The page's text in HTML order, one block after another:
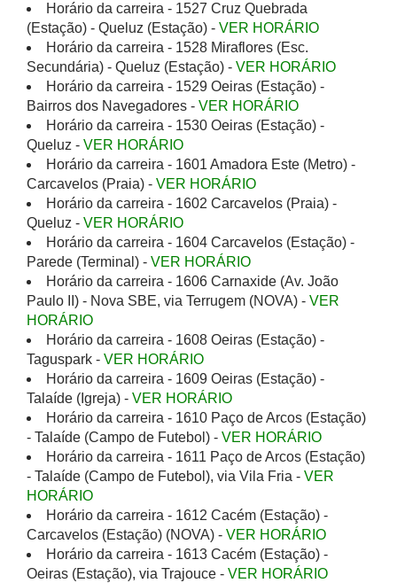
Horário da carreira - 1527 Cruz Quebrada
(Estação) - Queluz (Estação) - VER HORÁRIO
Horário da carreira - 1528 Miraflores (Esc.
Secundária) - Queluz (Estação) - VER HORÁRIO
Horário da carreira - 1529 Oeiras (Estação) -
Bairros dos Navegadores - VER HORÁRIO
Horário da carreira - 1530 Oeiras (Estação) -
Queluz - VER HORÁRIO
Horário da carreira - 1601 Amadora Este (Metro) -
Carcavelos (Praia) - VER HORÁRIO
Horário da carreira - 1602 Carcavelos (Praia) -
Queluz - VER HORÁRIO
Horário da carreira - 1604 Carcavelos (Estação) -
Parede (Terminal) - VER HORÁRIO
Horário da carreira - 1606 Carnaxide (Av. João
Paulo II) - Nova SBE, via Terrugem (NOVA) - VER
HORÁRIO
Horário da carreira - 1608 Oeiras (Estação) -
Taguspark - VER HORÁRIO
Horário da carreira - 1609 Oeiras (Estação) -
Talaíde (Igreja) - VER HORÁRIO
Horário da carreira - 1610 Paço de Arcos (Estação)
- Talaíde (Campo de Futebol) - VER HORÁRIO
Horário da carreira - 1611 Paço de Arcos (Estação)
- Talaíde (Campo de Futebol), via Vila Fria - VER
HORÁRIO
Horário da carreira - 1612 Cacém (Estação) -
Carcavelos (Estação) (NOVA) - VER HORÁRIO
Horário da carreira - 1613 Cacém (Estação) -
Oeiras (Estação), via Trajouce - VER HORÁRIO